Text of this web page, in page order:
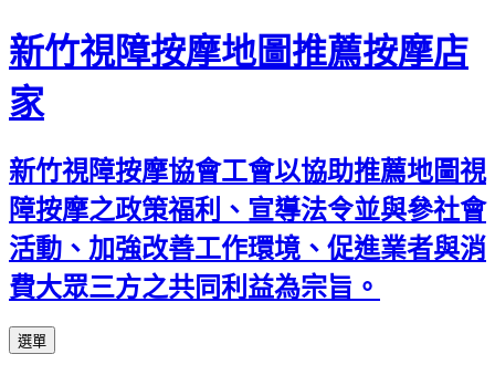
新竹視障按摩地圖推薦按摩店
家
新竹視障按摩協會工會以協助推薦地圖視
障按摩之政策福利、宣導法令並與參社會
活動、加強改善工作環境、促進業者與消
費大眾三方之共同利益為宗旨。
選單